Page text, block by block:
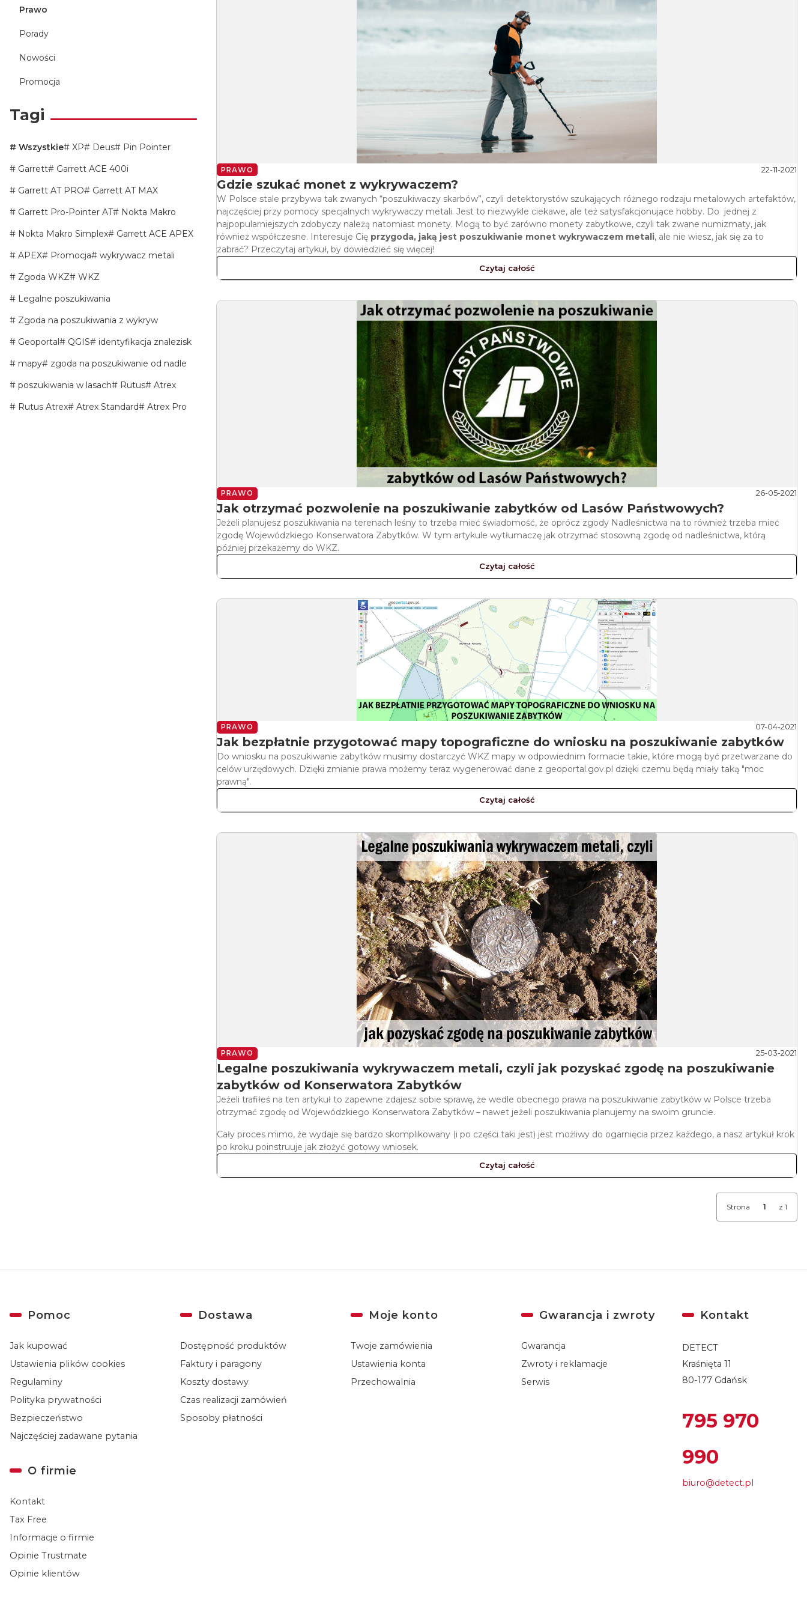
Prawo
Porady
Nowości
Promocja
Tagi
Wszystkie XP Deus
Pin Pointer
Garrett
Garrett ACE 400i
Garrett AT PRO
Garrett AT MAX
Garrett Pro-Pointer AT
Nokta Makro
Nokta Makro Simplex
Garrett ACE APEX
APEX
Promocja
wykrywacz metali
Zgoda WKZ
WKZ
Legalne poszukiwania
Zgoda na poszukiwania z wykryw
Geoportal
QGIS
identyfikacja znalezisk
mapy
zgoda na poszukiwanie od nadle
poszukiwania w lasach
Rutus
Atrex
Rutus Atrex
Atrex Standard Atrex Pro
PRAWO 22-11-2021
Gdzie szukać monet z wykrywaczem?
W Polsce stale przybywa tak zwanych “poszukiwaczy skarbów”, czyli detektorystów szukających różnego rodzaju metalowych artefaktów,
najczęściej przy pomocy specjalnych wykrywaczy metali. Jest to niezwykle ciekawe, ale też satysfakcjonujące hobby. Do jednej z
najpopularniejszych zdobyczy należą natomiast monety. Mogą to być zarówno monety zabytkowe, czyli tak zwane numizmaty, jak
również współczesne. Interesuje Cię przygoda, jaką jest poszukiwanie monet wykrywaczem metali, ale nie wiesz, jak się za to
zabrać? Przeczytaj artykuł, by dowiedzieć się więcej!
Czytaj całość
PRAWO 26-05-2021
Jak otrzymać pozwolenie na poszukiwanie zabytków od Lasów Państwowych?
Jeżeli planujesz poszukiwania na terenach leśny to trzeba mieć świadomość, że oprócz zgody Nadleśnictwa na to również trzeba mieć
zgodę Wojewódzkiego Konserwatora Zabytków. W tym artykule wytłumaczę jak otrzymać stosowną zgodę od nadleśnictwa, którą
później przekażemy do WKZ.
Czytaj całość
PRAWO 07-04-2021
Jak bezpłatnie przygotować mapy topograficzne do wniosku na poszukiwanie zabytków
Do wniosku na poszukiwanie zabytków musimy dostarczyć WKZ mapy w odpowiednim formacie takie, które mogą być przetwarzane do
celów urzędowych. Dzięki zmianie prawa możemy teraz wygenerować dane z geoportal.gov.pl dzięki czemu będą miały taką "moc
prawną".
Czytaj całość
PRAWO 25-03-2021
Legalne poszukiwania wykrywaczem metali, czyli jak pozyskać zgodę na poszukiwanie
zabytków od Konserwatora Zabytków
Jeżeli trafiłeś na ten artykuł to zapewne zdajesz sobie sprawę, że wedle obecnego prawa na poszukiwanie zabytków w Polsce trzeba
otrzymać zgodę od Wojewódzkiego Konserwatora Zabytków – nawet jeżeli poszukiwania planujemy na swoim gruncie.
Cały proces mimo, że wydaje się bardzo skomplikowany (i po części taki jest) jest możliwy do ogarnięcia przez każdego, a nasz artykuł krok
po kroku poinstruuje jak złożyć gotowy wniosek.
Czytaj całość
Strona z 1
Linki w stopce
Pomoc
Jak kupować
Ustawienia plików cookies
Regulaminy
Polityka prywatności
Bezpieczeństwo
Najczęściej zadawane pytania
Dostawa
Dostępność produktów
Faktury i paragony
Koszty dostawy
Czas realizacji zamówień
Sposoby płatności
Moje konto
Twoje zamówienia
Ustawienia konta
Przechowalnia
Gwarancja i zwroty
Gwarancja
Zwroty i reklamacje
Serwis
O firmie
Kontakt
Tax Free
Informacje o firmie
Opinie Trustmate
Opinie klientów
Kontakt
DETECT
Kraśnięta 11
80-177 Gdańsk
795 970
990
biuro@detect.pl